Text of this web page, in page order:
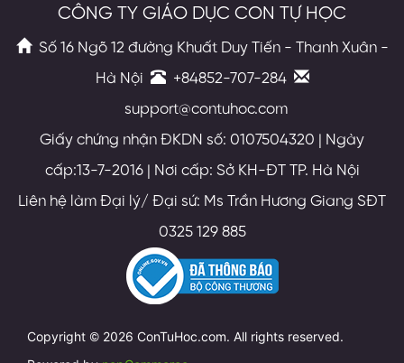
CÔNG TY GIÁO DỤC CON TỰ HỌC
Số 16 Ngõ 12 đường Khuất Duy Tiến - Thanh Xuân -
Hà Nội
+84852-707-284
support@contuhoc.com
Giấy chứng nhận ĐKDN số: 0107504320 | Ngày
cấp:13-7-2016 | Nơi cấp: Sở KH-ĐT TP. Hà Nội
Liên hệ làm Đại lý/ Đại sứ: Ms Trần Hương Giang SĐT
0325 129 885
Copyright © 2026 ConTuHoc.com. All rights reserved.